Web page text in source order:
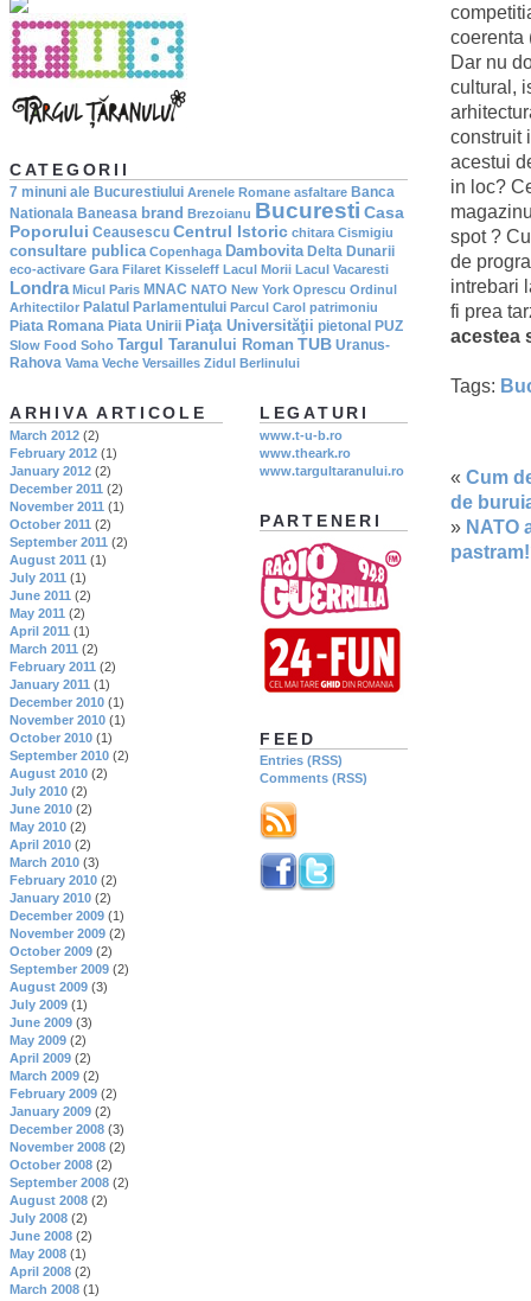
coerenta
Dar nu
cultural,
construit
acestui
in loc?
spot ?
de
intrebari
fi prea
acestea
Tags:
« Cum
de
» NATO
CATEGORII
7 minuni ale Bucurestiului Arenele Romane asfaltare Banca
Nationala Baneasa brand Brezoianu Bucuresti Casa
Poporului Ceausescu Centrul Istoric chitara Cismigiu
consultare publica Copenhaga Dambovita Delta Dunarii
eco-activare Gara Filaret Kisseleff Lacul Morii Lacul Vacaresti
Londra Micul Paris MNAC NATO New York Oprescu Ordinul
Arhitectilor Palatul Parlamentului Parcul Carol patrimoniu
Piata Romana Piata Unirii Piaţa Universităţii pietonal PUZ
Slow Food Soho Targul Taranului Roman TUB Uranus-
Rahova Vama Veche Versailles Zidul Berlinului
LEGATURI
www.t-u-b.ro
www.theark.ro
www.targultaranului.ro
PARTENERI
FEED
Entries (RSS)
Comments (RSS)
ARHIVA ARTICOLE
March 2012 (2)
February 2012 (1)
January 2012 (2)
December 2011 (2)
November 2011 (1)
October 2011 (2)
September 2011 (2)
August 2011 (1)
July 2011 (1)
June 2011 (2)
May 2011 (2)
April 2011 (1)
March 2011 (2)
February 2011 (2)
January 2011 (1)
December 2010 (1)
November 2010 (1)
October 2010 (1)
September 2010 (2)
August 2010 (2)
July 2010 (2)
June 2010 (2)
May 2010 (2)
April 2010 (2)
March 2010 (3)
February 2010 (2)
January 2010 (2)
December 2009 (1)
November 2009 (2)
October 2009 (2)
September 2009 (2)
August 2009 (3)
July 2009 (1)
June 2009 (3)
May 2009 (2)
April 2009 (2)
March 2009 (2)
February 2009 (2)
January 2009 (2)
December 2008 (3)
November 2008 (2)
October 2008 (2)
September 2008 (2)
August 2008 (2)
July 2008 (2)
June 2008 (2)
May 2008 (1)
April 2008 (2)
March 2008 (1)